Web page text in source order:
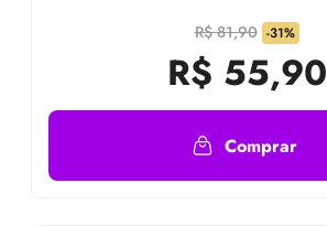
R$ 81,90 -31%
R$ 55,90
Comprar